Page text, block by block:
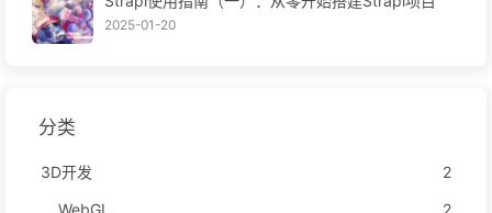
2025-01-20
分类
3D开发
2